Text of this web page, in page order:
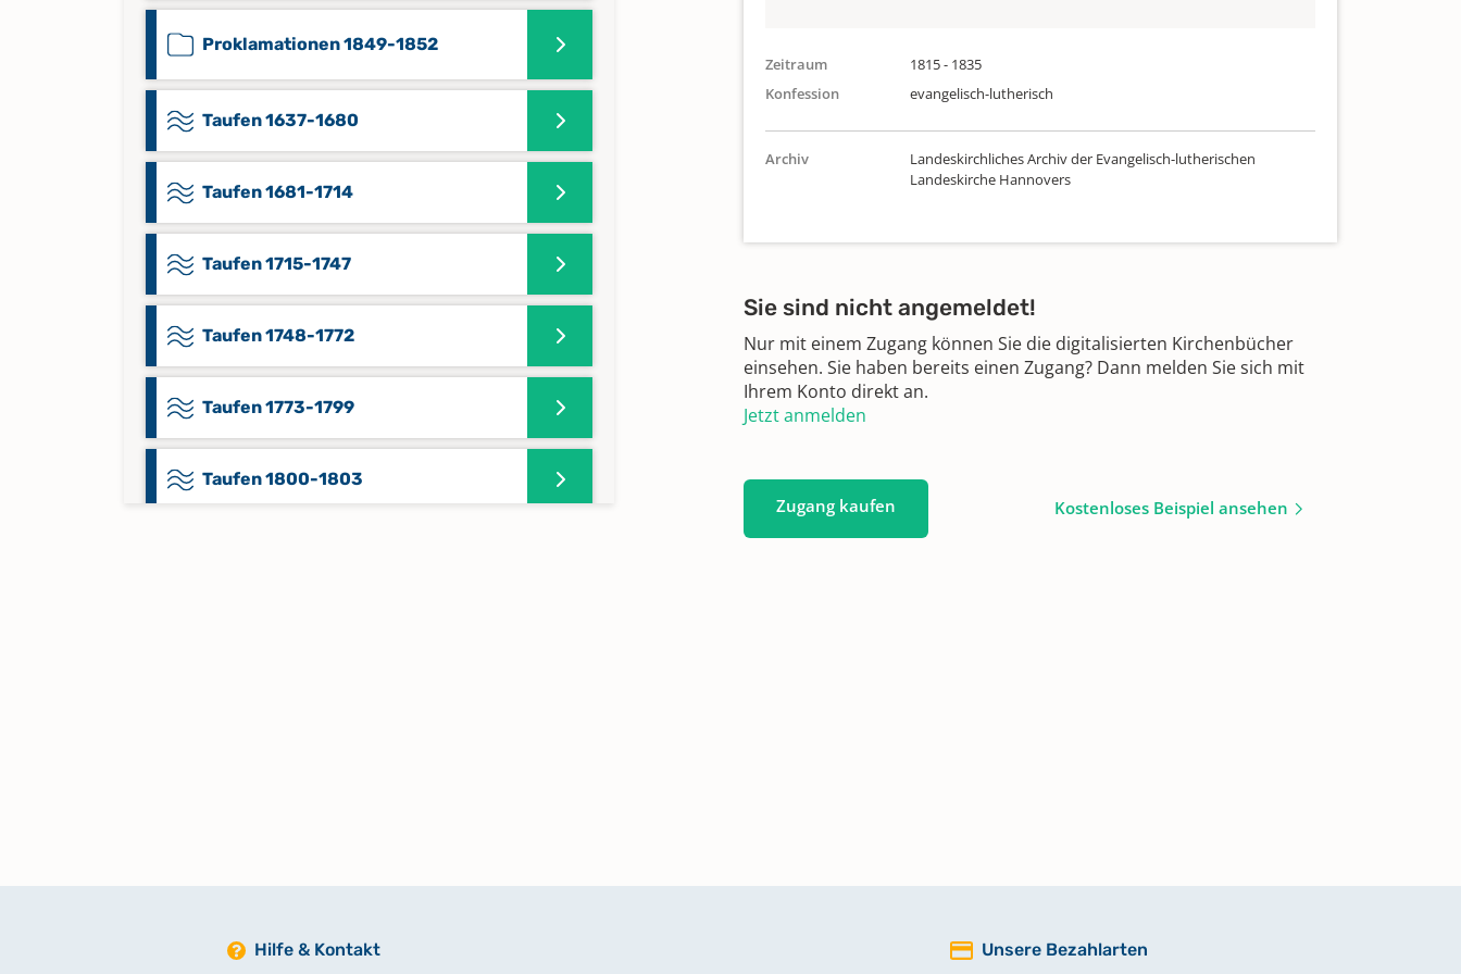
Proklamationen 1849-1852
Taufen 1637-1680
Taufen 1681-1714
Taufen 1715-1747
Taufen 1748-1772
Taufen 1773-1799
Taufen 1800-1803
Zeitraum
1815 - 1835
Konfession
evangelisch-lutherisch
Archiv
Landeskirchliches Archiv der Evangelisch-lutherischen
Landeskirche Hannovers
Sie sind nicht angemeldet!
Nur mit einem Zugang können Sie die digitalisierten Kirchenbücher
einsehen. Sie haben bereits einen Zugang? Dann melden Sie sich mit
Ihrem Konto direkt an.
Jetzt anmelden
Zugang kaufen Kostenloses Beispiel ansehen
Hilfe & Kontakt Unsere Bezahlarten